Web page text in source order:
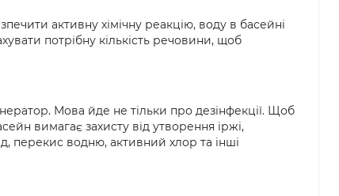
активну хімічну реакцію, воду в басейні
потрібну кількість речовини, щоб
Мова йде не тільки про дезінфекції. Щоб
вимагає захисту від утворення іржі,
перекис водню, активний хлор та інші